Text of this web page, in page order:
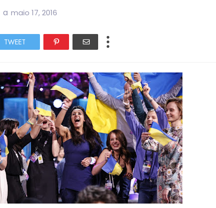
a maio 17, 2016
TWEET